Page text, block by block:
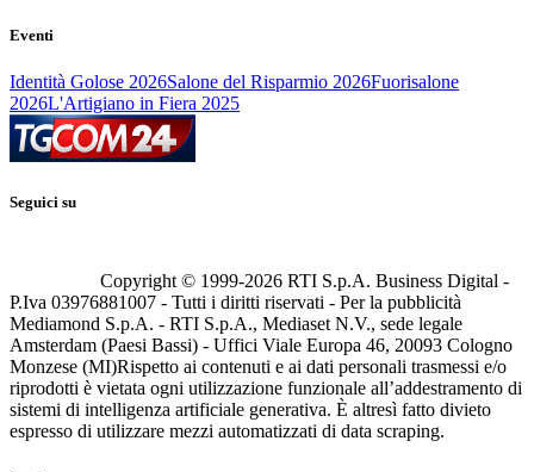
Eventi
Identità Golose 2026Salone del Risparmio 2026Fuorisalone
2026L'Artigiano in Fiera 2025
Seguici su
Copyright © 1999-2026 RTI S.p.A. Business Digital -
P.Iva 03976881007 - Tutti i diritti riservati - Per la pubblicità
Mediamond S.p.A. - RTI S.p.A., Mediaset N.V., sede legale
Amsterdam (Paesi Bassi) - Uffici Viale Europa 46, 20093 Cologno
Monzese (MI)Rispetto ai contenuti e ai dati personali trasmessi e/o
riprodotti è vietata ogni utilizzazione funzionale all’addestramento di
sistemi di intelligenza artificiale generativa. È altresì fatto divieto
espresso di utilizzare mezzi automatizzati di data scraping.